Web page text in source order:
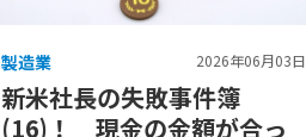
製造業 2026年06月03日
新米社長の失敗事件簿
(16)！ 現金の金額が合っ